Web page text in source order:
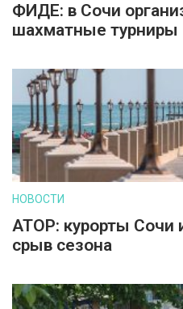
ФИДЕ: в Сочи
шахматные турниры
НОВОСТИ
АТОР: курорты
срыв сезона